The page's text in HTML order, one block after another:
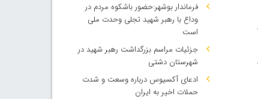
فرماندار بوشهر:حضور باشکوه مردم در
وداع با رهبر شهید تجلی وحدت ملی
است
جزئیات مراسم بزرگداشت رهبر شهید در
شهرستان دشتی
ادعای آکسیوس درباره وسعت و شدت
حملات اخیر به ایران